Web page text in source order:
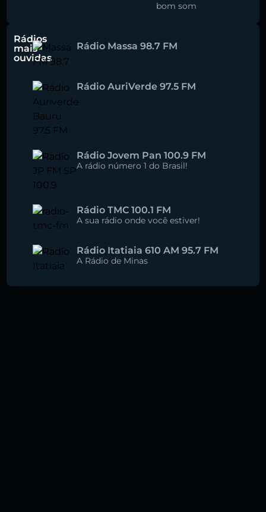
bom som
Rádios
mais
ouvidas
Rádio Massa 98.7 FM
Rádio AuriVerde 97.5 FM
Rádio Jovem Pan 100.9 FM
A rádio número 1 do Brasil!
Rádio TMC 100.1 FM
A sua rádio onde você estiver!
Rádio Itatiaia 610 AM 95.7 FM
A Rádio de Minas